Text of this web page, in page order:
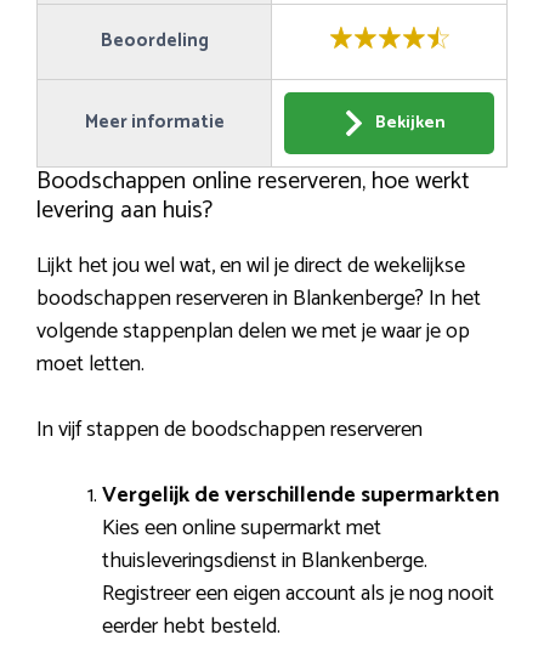
Beoordeling
Meer informatie Bekijken
Boodschappen online reserveren, hoe werkt
levering aan huis?
Lijkt het jou wel wat, en wil je direct de wekelijkse
boodschappen reserveren in Blankenberge? In het
volgende stappenplan delen we met je waar je op
moet letten.
In vijf stappen de boodschappen reserveren
Vergelijk de verschillende supermarkten
Kies een online supermarkt met
thuisleveringsdienst in Blankenberge.
Registreer een eigen account als je nog nooit
eerder hebt besteld.